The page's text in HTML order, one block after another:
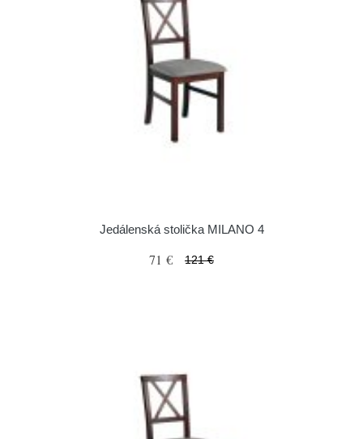
Jedálenská stolička MILANO 4
71 € 121 €